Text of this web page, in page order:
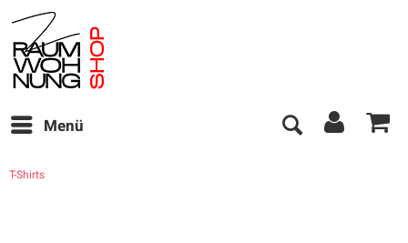
Menü
T-Shirts